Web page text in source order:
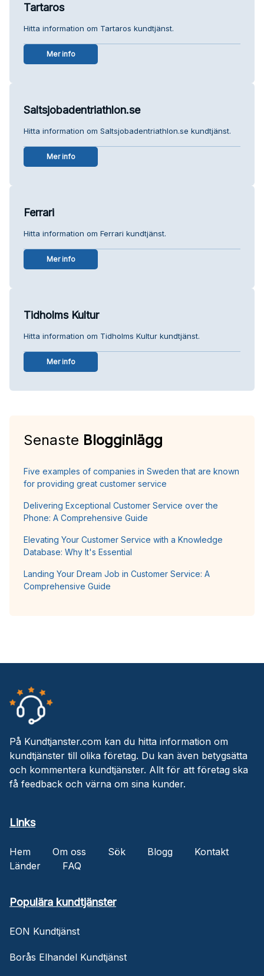
Tartaros
Hitta information om Tartaros kundtjänst.
Mer info
Saltsjobadentriathlon.se
Hitta information om Saltsjobadentriathlon.se kundtjänst.
Mer info
Ferrari
Hitta information om Ferrari kundtjänst.
Mer info
Tidholms Kultur
Hitta information om Tidholms Kultur kundtjänst.
Mer info
Senaste Blogginlägg
Five examples of companies in Sweden that are known
for providing great customer service
Delivering Exceptional Customer Service over the
Phone: A Comprehensive Guide
Elevating Your Customer Service with a Knowledge
Database: Why It's Essential
Landing Your Dream Job in Customer Service: A
Comprehensive Guide
På Kundtjanster.com kan du hitta information om
kundtjänster till olika företag. Du kan även betygsätta
och kommentera kundtjänster. Allt för att företag ska
få feedback och värna om sina kunder.
Links
Hem Om oss Sök Blogg
Kontakt
Länder
FAQ
Populära kundtjänster
EON Kundtjänst
Borås Elhandel Kundtjänst